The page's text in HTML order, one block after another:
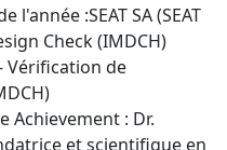
:SEAT SA (SEAT
Check (IMDCH)
– Vérification de
Achievement : Dr.
et scientifique en